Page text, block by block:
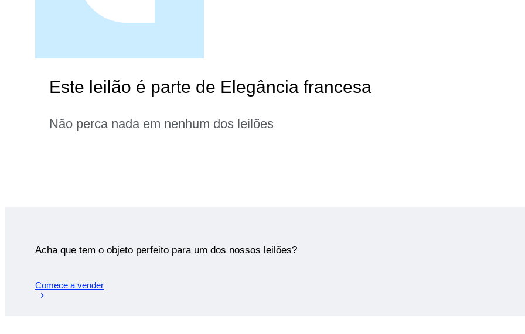
Este leilão é parte de Elegância francesa
Não perca nada em nenhum dos leilões
Acha que tem o objeto perfeito para um dos nossos leilões?
Comece a vender